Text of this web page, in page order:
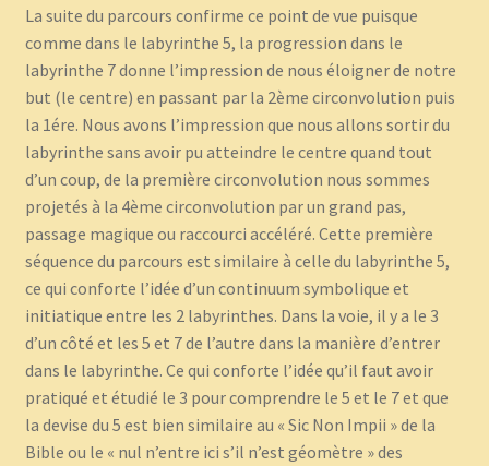
La suite du parcours confirme ce point de vue puisque
comme dans le labyrinthe 5, la progression dans le
labyrinthe 7 donne l’impression de nous éloigner de notre
but (le centre) en passant par la 2ème circonvolution puis
la 1ére. Nous avons l’impression que nous allons sortir du
labyrinthe sans avoir pu atteindre le centre quand tout
d’un coup, de la première circonvolution nous sommes
projetés à la 4ème circonvolution par un grand pas,
passage magique ou raccourci accéléré. Cette première
séquence du parcours est similaire à celle du labyrinthe 5,
ce qui conforte l’idée d’un continuum symbolique et
initiatique entre les 2 labyrinthes. Dans la voie, il y a le 3
d’un côté et les 5 et 7 de l’autre dans la manière d’entrer
dans le labyrinthe. Ce qui conforte l’idée qu’il faut avoir
pratiqué et étudié le 3 pour comprendre le 5 et le 7 et que
la devise du 5 est bien similaire au « Sic Non Impii » de la
Bible ou le « nul n’entre ici s’il n’est géomètre » des